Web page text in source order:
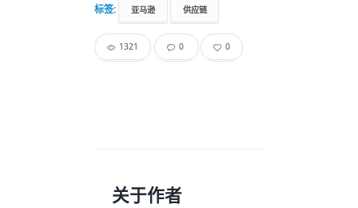
标签: 亚马逊 供应链
1321 0 0
关于作者